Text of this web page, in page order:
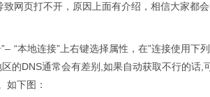
网页打不开，原因上面有介绍，相信大家都
“本地连接”上右键选择属性，在”连接使用
的DNS通常会有差别,如果自动获取不行的
如下图：